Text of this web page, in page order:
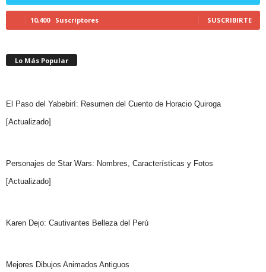
10,400 Suscriptores SUSCRIBIRTE
Lo Más Popular
El Paso del Yabebirí: Resumen del Cuento de Horacio Quiroga
[Actualizado]
Personajes de Star Wars: Nombres, Características y Fotos
[Actualizado]
Karen Dejo: Cautivantes Belleza del Perú
Mejores Dibujos Animados Antiguos